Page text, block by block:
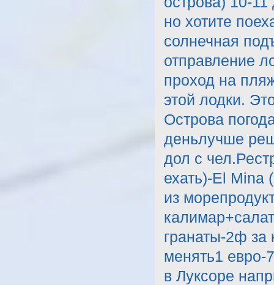
но хотите
солнечная
отправление
проход на
этой лодки.
Острова
деньлучше
дол с
ехать)-El Mina
из
гранаты-2ф за
менять1 евро-
в Луксоре